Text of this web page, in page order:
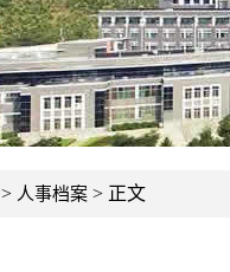
> 人事档案 > 正文